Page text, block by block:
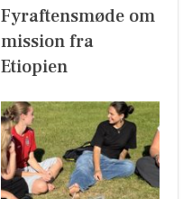
Fyraftensmøde om
mission fra
Etiopien